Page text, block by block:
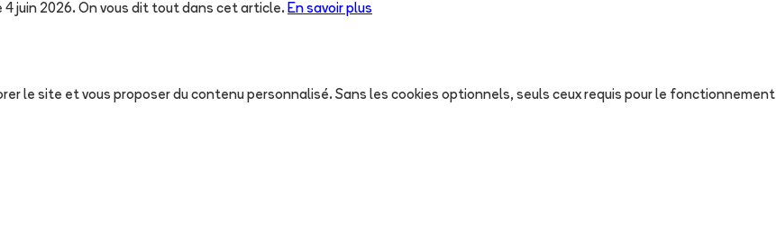
juin 2026. On vous dit tout dans cet article. En savoir plus
le site et vous proposer du contenu personnalisé. Sans les cookies optionnels, seuls ceux requis pour le fonctionnement